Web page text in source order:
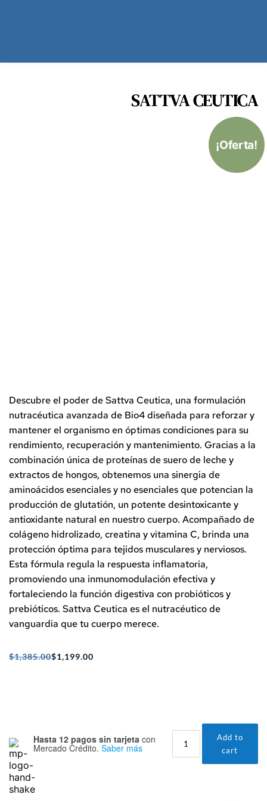
SATTVA CEUTICA
¡Oferta!
Descubre el poder deSattva Ceutica, una formulación
nutracéutica avanzada de Bio4 diseñada para reforzar y
mantener el organismo en óptimas condiciones para su
rendimiento, recuperación y mantenimiento. Gracias a la
combinación única de proteínas de suero de leche y
extractos de hongos, obtenemos una sinergia de
aminoácidos esenciales y no esenciales que potencian la
producción de glutatión, un potente desintoxicante y
antioxidante natural en nuestro cuerpo. Acompañado de
colágeno hidrolizado, creatina y vitamina C, brinda una
protección óptima para tejidos musculares y nerviosos.
Esta fórmula regula la respuesta inflamatoria,
promoviendo una inmunomodulación efectiva y
fortaleciendo la función digestiva con probióticos y
prebióticos. Sattva Ceutica es el nutracéutico de
vanguardia que tu cuerpo merece.
$1,385.00
Original
$1,199.00
Current
Hasta 12 pagos sin tarjeta con
Mercado Crédito. Saber más
CEUTICA
quantity
Add to
cart